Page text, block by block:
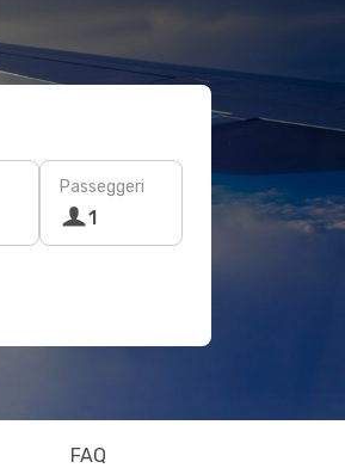
Passeggeri
1
FAQ